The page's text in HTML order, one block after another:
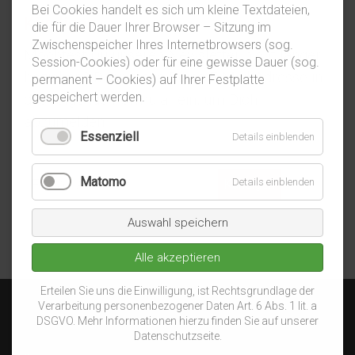
Kündigen
Möchtest Du unseren Newsletter nicht länger
beziehen? Dann trage Deine E-Mail-Adresse in
das folgende Formular ein, um Dich
abzumelden:
Mail-
Kündigen
Bei Cookies handelt es sich um kleine Textdateien,
die für die Dauer Ihrer Browser – Sitzung im
Zwischenspeicher Ihres Internetbrowsers (sog.
Session-Cookies) oder für eine gewisse Dauer (sog.
permanent – Cookies) auf Ihrer Festplatte
gespeichert werden.
Essenziell Details einblenden
Matomo Details einblenden
Auswahl speichern
Alle akzeptieren
Erteilen Sie uns die Einwilligung, ist Rechtsgrundlage der
Verarbeitung personenbezogener Daten Art. 6 Abs. 1 lit. a
DSGVO. Mehr Informationen hierzu finden Sie auf unserer
Datenschutzseite.